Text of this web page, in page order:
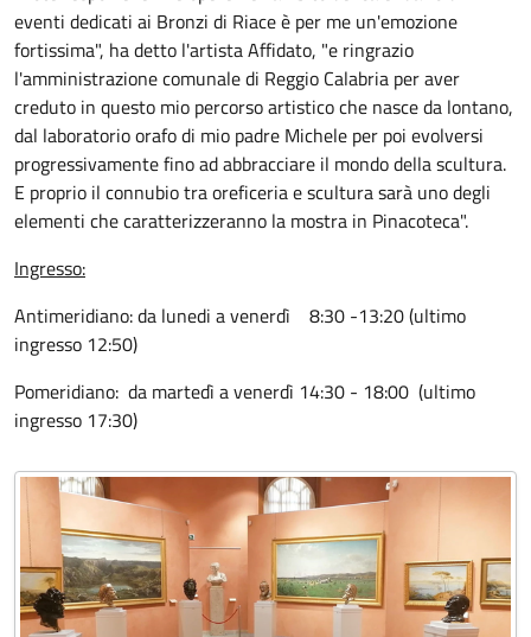
eventi dedicati ai Bronzi di Riace è per me un'emozione
fortissima", ha detto l'artista Affidato, "e ringrazio
l'amministrazione comunale di Reggio Calabria per aver
creduto in questo mio percorso artistico che nasce da lontano,
dal laboratorio orafo di mio padre Michele per poi evolversi
progressivamente fino ad abbracciare il mondo della scultura.
E proprio il connubio tra oreficeria e scultura sarà uno degli
elementi che caratterizzeranno la mostra in Pinacoteca".
Ingresso:
Antimeridiano: da lunedi a venerdì 8:30 -13:20 (ultimo
ingresso 12:50)
Pomeridiano: da martedì a venerdì 14:30 - 18:00 (ultimo
ingresso 17:30)